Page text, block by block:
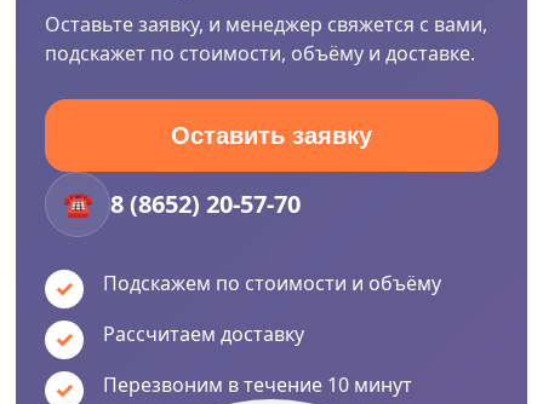
Тип
приставная
Количество
3х8
шт
4х3
шт
Оставьте заявку, и менеджер свяжется с вами,
подскажет по стоимости, объёму и доставке.
Оставить заявку
☎ 8 (8652) 20-57-70
Подскажем по стоимости и объёму
Рассчитаем доставку
Перезвоним в течение 10 минут